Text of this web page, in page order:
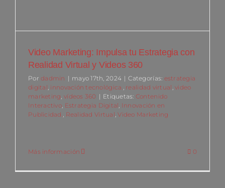
Video Marketing: Impulsa tu Estrategia con
Realidad Virtual y Videos 360
Pordadmin | mayo 17th, 2024 | Categorías: estrategia
digital, innovación tecnológica., realidad virtual ,video
marketing, vídeos 360 | Etiquetas: Contenido
Interactivo, Estrategia Digital, Innovación en
Publicidad., Realidad Virtual,Video Marketing
Más información 0